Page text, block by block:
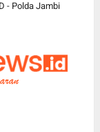
- Polda Jambi